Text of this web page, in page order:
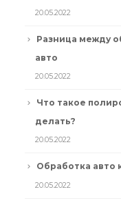
20.05.2022
Разница между
авто
20.05.2022
Что такое
делать?
20.05.2022
Обработка авто
20.05.2022